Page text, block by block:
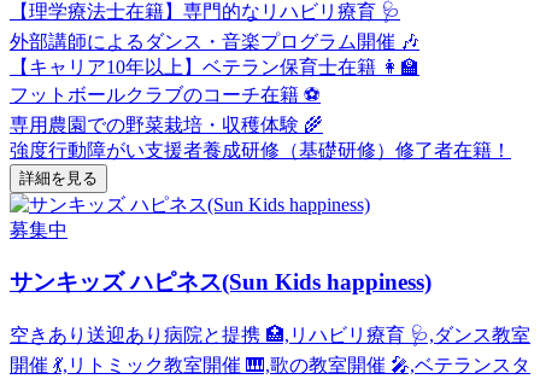
【理学療法士在籍】専門的なリハビリ療育 🩺
外部講師によるダンス・音楽プログラム開催 🎶
【キャリア10年以上】ベテラン保育士在籍 👩‍🏫
フットボールクラブのコーチ在籍 ⚽
専用農園での野菜栽培・収穫体験 🌾
強度行動障がい支援者養成研修（基礎研修）修了者在籍！
詳細を見る
募集中
サンキッズ ハピネス(Sun Kids happiness)
空きあり 送迎あり 病院と提携 🏥,リハビリ療育 🩺,ダンス教室
開催 💃,リトミック教室開催 🎹,歌の教室開催 🎤,ベテランスタ